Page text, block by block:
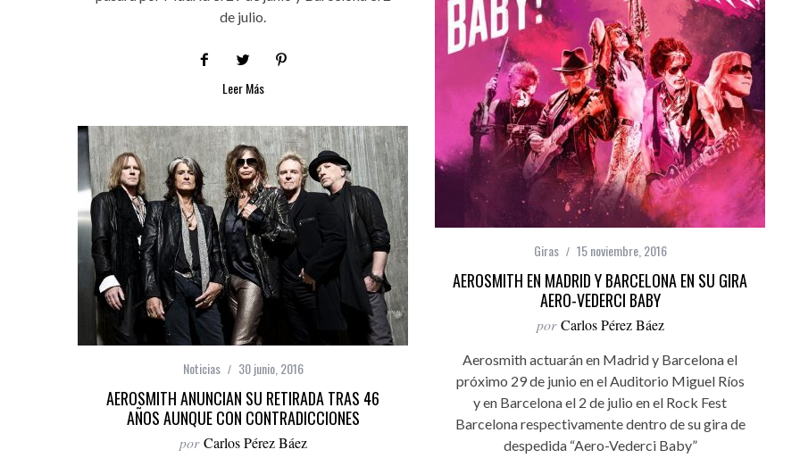
de julio.
Leer Más
Giras 15 noviembre, 2016
AEROSMITH EN MADRID Y BARCELONA EN SU GIRA
AERO-VEDERCI BABY
por Carlos Pérez Báez
Aerosmith actuarán en Madrid y Barcelona el
próximo 29 de junio en el Auditorio Miguel Ríos
y en Barcelona el 2 de julio en el Rock Fest
Barcelona respectivamente dentro de su gira de
despedida “Aero-Vederci Baby”
Noticias 30 junio, 2016
AEROSMITH ANUNCIAN SU RETIRADA TRAS 46
AÑOS AUNQUE CON CONTRADICCIONES
por Carlos Pérez Báez